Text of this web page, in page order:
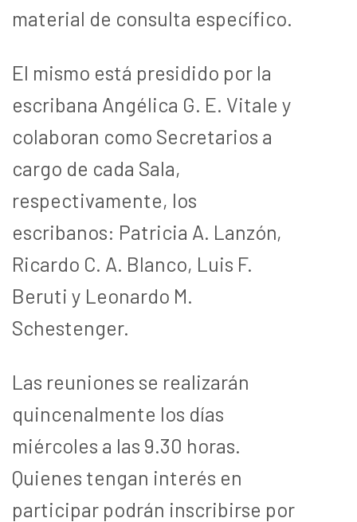
material de consulta específico.
El mismo está presidido por la
escribana Angélica G. E. Vitale y
colaboran como Secretarios a
cargo de cada Sala,
respectivamente, los
escribanos: Patricia A. Lanzón,
Ricardo C. A. Blanco, Luis F.
Beruti y Leonardo M.
Schestenger.
Las reuniones se realizarán
quincenalmente los días
miércoles a las 9.30 horas.
Quienes tengan interés en
participar podrán inscribirse por